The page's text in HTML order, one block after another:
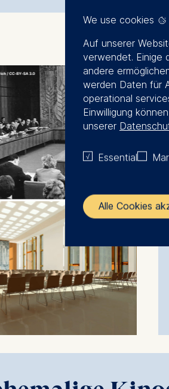
We use cookies
Auf unserer
verwendet. Einige
andere
werden Daten für
operational
Einwilligung
unserer
Essential
Alle Cookies
The controller
ESMT European
Schlossplatz 1,
Analyzing
The following